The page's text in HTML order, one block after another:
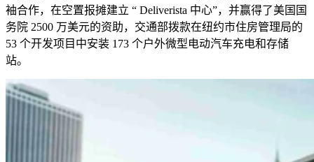
袖合作，在空置报摊建立 “ Deliverista 中心”，并赢得了美国国
务院 2500 万美元的资助，交通部拨款在纽约市住房管理局的
53 个开发项目中安装 173 个户外微型电动汽车充电和存储
站。